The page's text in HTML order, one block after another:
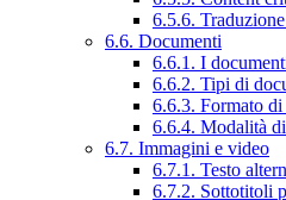
6.5.6.
6.6. Documenti
6.6.1. I
6.6.2. Tipi di
6.6.3. Formato
6.6.4. Modalità
6.7. Immagini e video
6.7.1. Testo
6.7.2. Sottotitoli